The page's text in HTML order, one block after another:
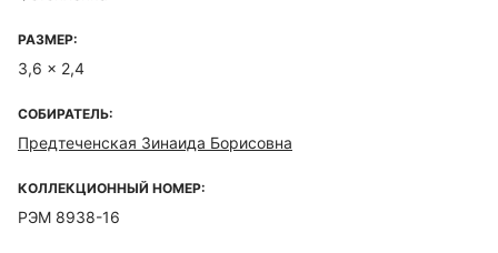
РАЗМЕР:
3,6 x 2,4
СОБИРАТЕЛЬ:
Предтеченская Зинаида Борисовна
КОЛЛЕКЦИОННЫЙ НОМЕР:
РЭМ 8938-16